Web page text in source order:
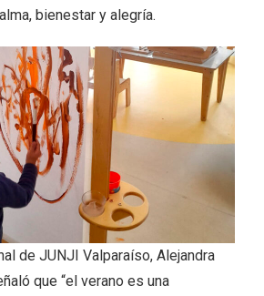
bienestar y alegría.
de JUNJI Valparaíso, Alejandra
que “el verano es una